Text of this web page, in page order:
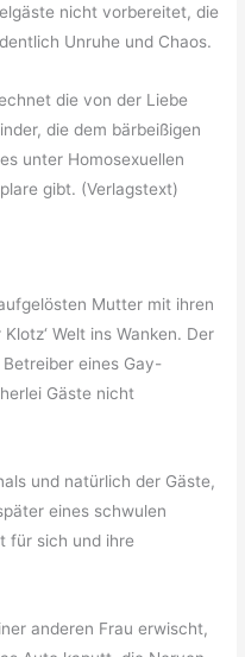
nicht vorbereitet, die
Unruhe und Chaos.
die von der Liebe
die dem bärbeißigen
unter Homosexuellen
gibt. (Verlagstext)
Mutter mit ihren
Welt ins Wanken. Der
eines Gay-
Gäste nicht
und natürlich der Gäste,
eines schwulen
für sich und ihre
anderen Frau erwischt,